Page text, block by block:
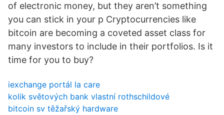
of electronic money, but they aren’t something
you can stick in your p Cryptocurrencies like
bitcoin are becoming a coveted asset class for
many investors to include in their portfolios. Is it
time for you to buy?
iexchange portál la care
kolik světových bank vlastní rothschildové
bitcoin sv těžařský hardware